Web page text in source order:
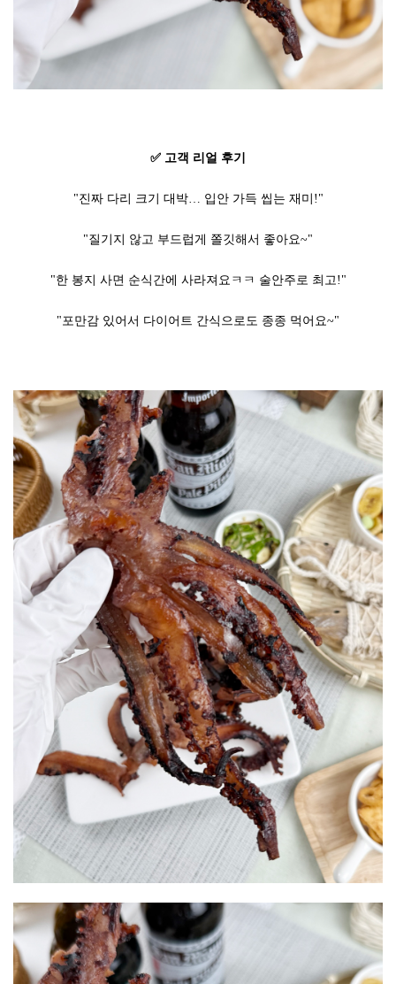
✅ 고객 리얼 후기
"진짜 다리 크기 대박… 입안 가득 씹는 재미!"
"질기지 않고 부드럽게 쫄깃해서 좋아요~"
"한 봉지 사면 순식간에 사라져요ㅋㅋ 술안주로 최고!"
"포만감 있어서 다이어트 간식으로도 종종 먹어요~"